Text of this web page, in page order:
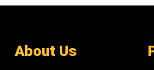
About Us